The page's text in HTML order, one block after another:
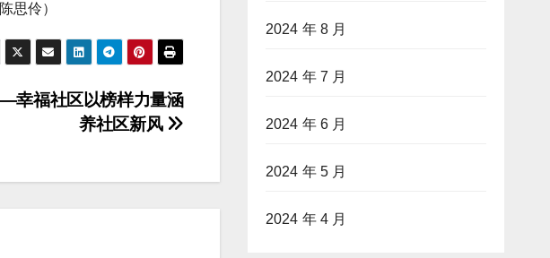
思伶）
幸福社区以榜样力量涵
养社区新风
2024 年 8 月
2024 年 7 月
2024 年 6 月
2024 年 5 月
2024 年 4 月